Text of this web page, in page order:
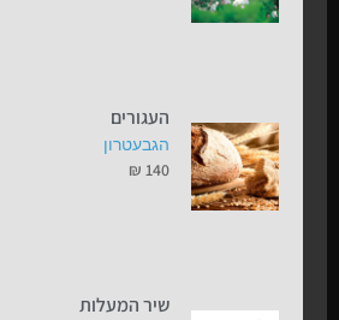
העגורים
הגבעטרון
₪ 140
שיר המעלות